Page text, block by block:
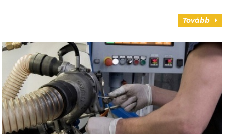
Tovább